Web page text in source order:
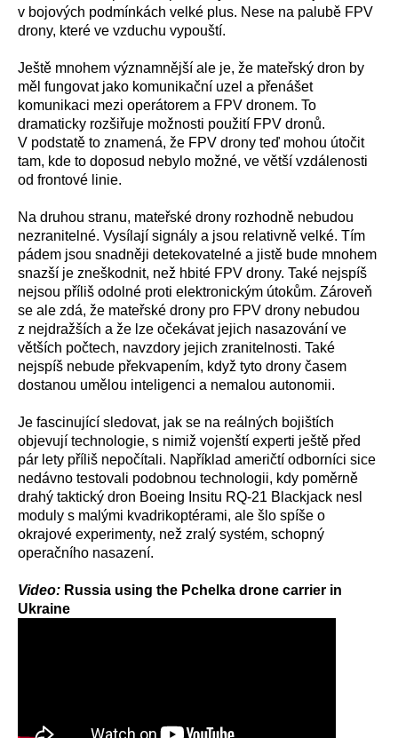
v bojových podmínkách velké plus. Nese na palubě FPV
drony, které ve vzduchu vypouští.
Ještě mnohem významnější ale je, že mateřský dron by
měl fungovat jako komunikační uzel a přenášet
komunikaci mezi operátorem a FPV dronem. To
dramaticky rozšiřuje možnosti použití FPV dronů.
V podstatě to znamená, že FPV drony teď mohou útočit
tam, kde to doposud nebylo možné, ve větší vzdálenosti
od frontové linie.
Na druhou stranu, mateřské drony rozhodně nebudou
nezranitelné. Vysílají signály a jsou relativně velké. Tím
pádem jsou snadněji detekovatelné a jistě bude mnohem
snazší je zneškodnit, než hbité FPV drony. Také nejspíš
nejsou příliš odolné proti elektronickým útokům. Zároveň
se ale zdá, že mateřské drony pro FPV drony nebudou
z nejdražších a že lze očekávat jejich nasazování ve
větších počtech, navzdory jejich zranitelnosti. Také
nejspíš nebude překvapením, když tyto drony časem
dostanou umělou inteligenci a nemalou autonomii.
Je fascinující sledovat, jak se na reálných bojištích
objevují technologie, s nimiž vojenští experti ještě před
pár lety příliš nepočítali. Například američtí odborníci sice
nedávno testovali podobnou technologii, kdy poměrně
drahý taktický dron Boeing Insitu RQ-21 Blackjack nesl
moduly s malými kvadrikoptérami, ale šlo spíše o
okrajové experimenty, než zralý systém, schopný
operačního nasazení.
Video: Russia using the Pchelka drone carrier in
Ukraine